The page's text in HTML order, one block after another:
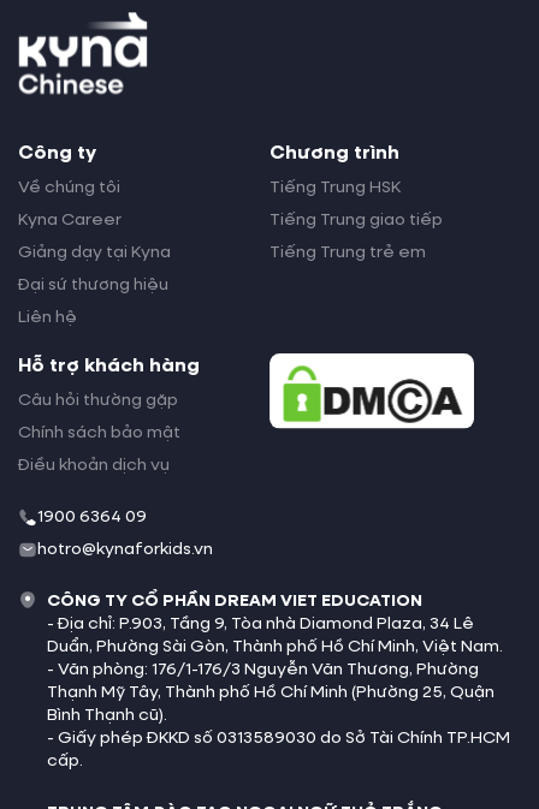
1268
+54
+374 Armenia (Հայաստան)
+297
+61
Azerbaijan (Azərbaycan)
Bahamas
+973
+880 Bangladesh (বাংলাদেশ)
+1246 Barbados
+ 375 Belarus (Беларусь)
Công ty
Về chúng tôi
Kyna Career
Giảng dạy tại Kyna
Đại sứ thương hiệu
Liên hệ
Chương trình
Tiếng Trung HSK
Tiếng Trung giao tiếp
Tiếng Trung trẻ em
Hỗ trợ khách hàng
Câu hỏi thường gặp
Chính sách bảo mật
Điều khoản dịch vụ
1900 6364 09
hotro@kynaforkids.vn
CÔNG TY CỔ PHẦN DREAM VIET EDUCATION
- Địa chỉ: P.903, Tầng 9, Tòa nhà Diamond Plaza, 34 Lê
Duẩn, Phường Sài Gòn, Thành phố Hồ Chí Minh, Việt Nam.
- Văn phòng: 176/1-176/3 Nguyễn Văn Thương, Phường
Thạnh Mỹ Tây, Thành phố Hồ Chí Minh (Phường 25, Quận
Bình Thạnh cũ).
- Giấy phép ĐKKD số 0313589030 do Sở Tài Chính TP.HCM
cấp.